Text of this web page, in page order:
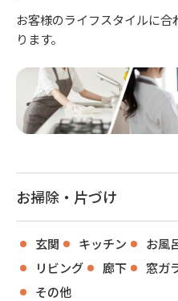
お客様のライフスタイルに
ります。
お掃除・片づけ
玄関 キッチン お風
リビング
廊下 窓ガ
その他